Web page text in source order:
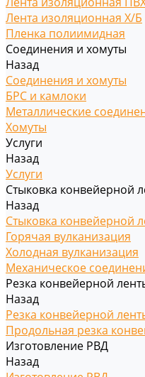
Лента изоляционная Х/Б
Пленка полиимидная
Соединения и хомуты
Назад
Соединения и хомуты
БРС и камлоки
Металлические
Хомуты
Услуги
Назад
Услуги
Стыковка конвейерной
Назад
Стыковка конвейерной
Горячая вулканизация
Холодная вулканизация
Механическое
Резка конвейерной
Назад
Резка конвейерной
Продольная резка
Изготовление РВД
Назад